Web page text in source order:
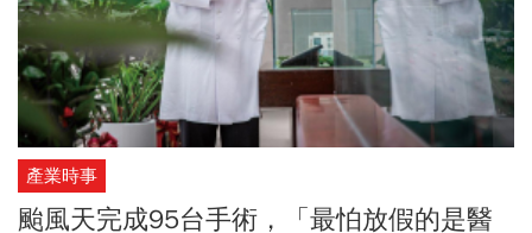
務利益僅4.44億元，其餘超過32億元主要來自非醫務收入，例如企
業股利。一旦股利減少，醫院財務表現就會明顯受到影響。
產業時事
颱風天完成95台手術，「最怕放假的是醫